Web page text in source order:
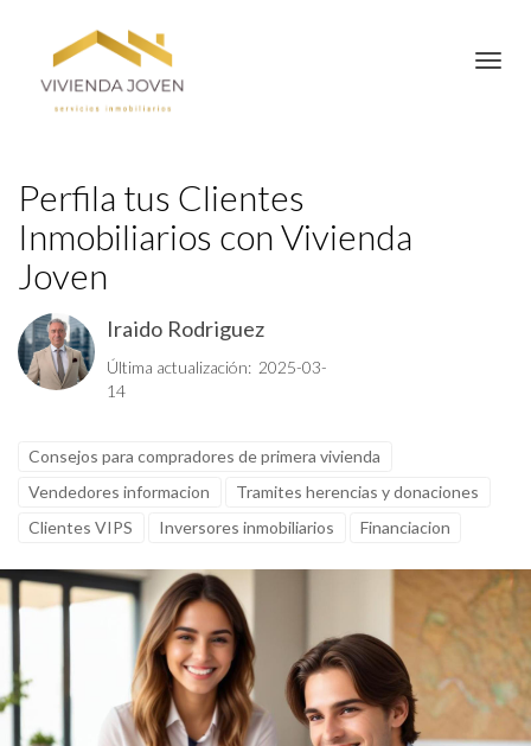
Perfila tus Clientes
Inmobiliarios con Vivienda
Joven
Iraido Rodriguez
Última actualización: 2025-03-
14
Consejos para compradores de primera vivienda
Vendedores informacion
Tramites herencias y donaciones
Clientes VIPS
Inversores inmobiliarios Financiacion